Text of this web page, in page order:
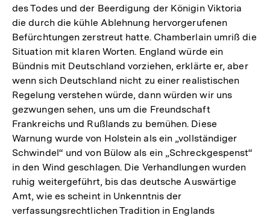
des Todes und der Beerdigung der Königin Viktoria
die durch die kühle Ablehnung hervorgerufenen
Befürchtungen zerstreut hatte. Chamberlain umriß die
Situation mit klaren Worten. England würde ein
Bündnis mit Deutschland vorziehen, erklärte er, aber
wenn sich Deutschland nicht zu einer realistischen
Regelung verstehen würde, dann würden wir uns
gezwungen sehen, uns um die Freundschaft
Frankreichs und Rußlands zu bemühen. Diese
Warnung wurde von Holstein als ein „vollständiger
Schwindel“ und von Bülow als ein „Schreckgespenst“
in den Wind geschlagen. Die Verhandlungen wurden
ruhig weitergeführt, bis das deutsche Auswärtige
Amt, wie es scheint in Unkenntnis der
verfassungsrechtlichen Tradition in Englands